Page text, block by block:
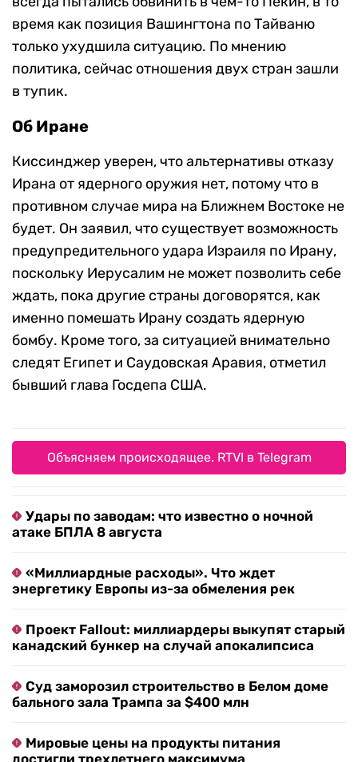
время как позиция Вашингтона по Тайваню
только ухудшила ситуацию. По мнению
политика, сейчас отношения двух стран зашли
в тупик.
Об Иране
Киссинджер уверен, что альтернативы отказу
Ирана от ядерного оружия нет, потому что в
противном случае мира на Ближнем Востоке не
будет. Он заявил, что существует возможность
предупредительного удара Израиля по Ирану,
поскольку Иерусалим не может позволить себе
ждать, пока другие страны договорятся, как
именно помешать Ирану создать ядерную
бомбу. Кроме того, за ситуацией внимательно
следят Египет и Саудовская Аравия, отметил
бывший глава Госдепа США.
Объясняем происходящее. RTVI в Telegram
Удары по заводам: что известно о ночной
атаке БПЛА 8 августа
«Миллиардные расходы». Что ждет
энергетику Европы из-за обмеления рек
Проект Fallout: миллиардеры выкупят старый
канадский бункер на случай апокалипсиса
Суд заморозил строительство в Белом доме
бального зала Трампа за $400 млн
Мировые цены на продукты питания